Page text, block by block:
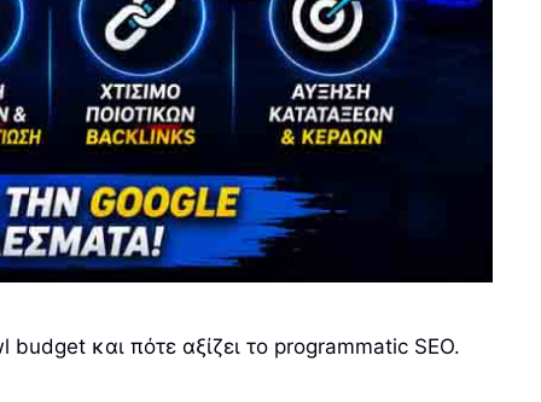
και πότε αξίζει το programmatic SEO.